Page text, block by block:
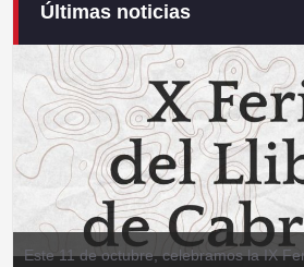
Últimas noticias
Este 11 de octubre, celebramos la IX